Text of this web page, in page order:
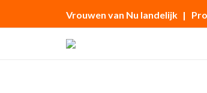
Vrouwen van Nu landelijk |